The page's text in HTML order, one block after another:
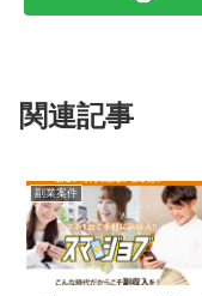
関連記事
副業案件